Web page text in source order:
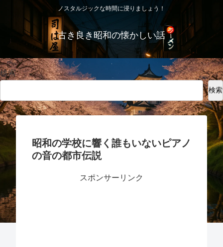
ノスタルジックな時間に浸りましょう！
古き良き昭和の懐かしい話
検索
検索
昭和の学校に響く誰もいないピアノ
の音の都市伝説
スポンサーリンク